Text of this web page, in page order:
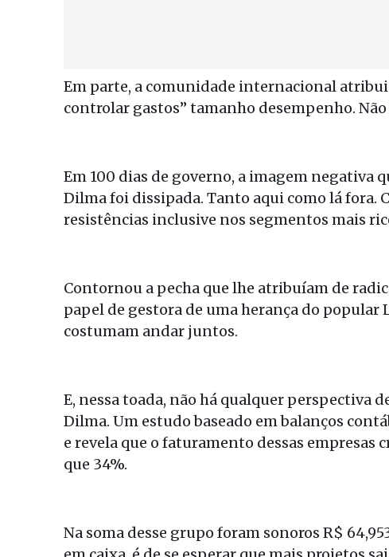
Em parte, a comunidade internacional
controlar gastos” tamanho desempenho.
Em 100 dias de governo, a imagem negativa
Dilma foi dissipada. Tanto aqui como lá fora.
resistências inclusive nos segmentos mais
Contornou a pecha que lhe atribuíam de
papel de gestora de uma herança do
costumam andar juntos.
E, nessa toada, não há qualquer
Dilma. Um estudo baseado em balanços
e revela que o faturamento dessas empresas
que 34%.
Na soma desse grupo foram sonoros R$